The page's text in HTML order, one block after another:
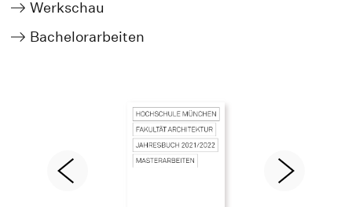
Werkschau
Bachelorarbeiten